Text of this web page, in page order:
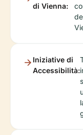
di Vienna:
Iniziative di
Accessibilità: